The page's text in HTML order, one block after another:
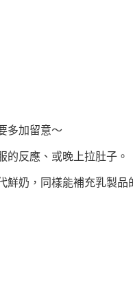
多加留意～
的反應、或晚上拉肚子。
鮮奶，同樣能補充乳製品